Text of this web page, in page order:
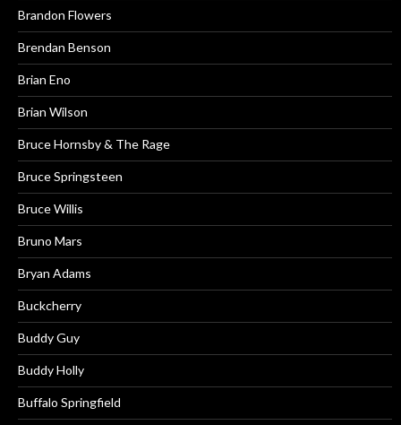
Brandon Flowers
Brendan Benson
Brian Eno
Brian Wilson
Bruce Hornsby & The Rage
Bruce Springsteen
Bruce Willis
Bruno Mars
Bryan Adams
Buckcherry
Buddy Guy
Buddy Holly
Buffalo Springfield